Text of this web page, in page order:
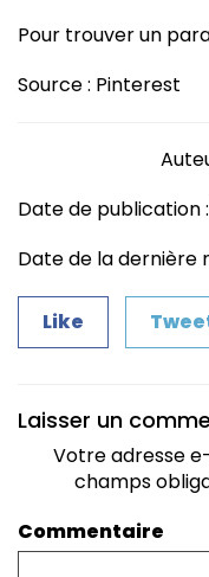
Pour trouver un
Source : Pinterest
Date de publication
Date de la dernière
Like
Laisser un
Votre adresse
champs
Commentaire